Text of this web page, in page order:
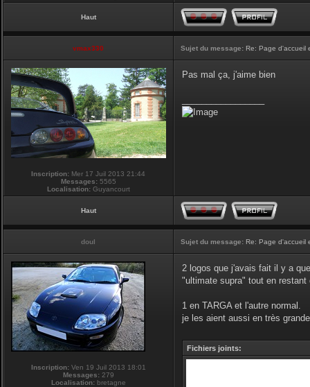
Haut
vmax330 Sujet du message: Re: Page d'accueil
Inscription: Mer 17 Juil 2013 21:44
Messages: 5565
Localisation: Guyancourt
Pas mal ça, j'aime bien
Haut
doul Sujet du message: Re: Page d'accueil
Inscription: Ven 19 Juil 2013 18:01
Messages: 279
Localisation: bretagne
2 logos que j'avais fait il y a
"ultimate supra" tout en restant
1 en TARGA et l'autre normal.
je les aient aussi en très
Fichiers joints: